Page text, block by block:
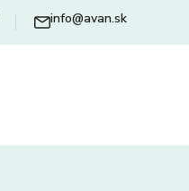
info@avan.sk